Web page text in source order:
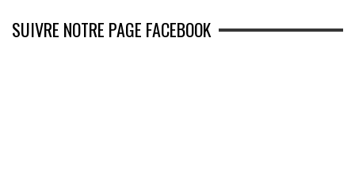
SUIVRE NOTRE PAGE FACEBOOK